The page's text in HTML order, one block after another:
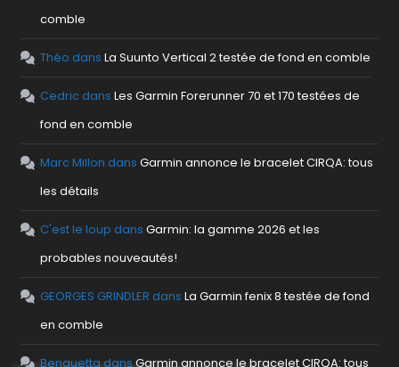
comble
Théo dansLa Suunto Vertical 2 testée de fond en comble
CedricdansLes Garmin Forerunner 70 et 170 testées de
fond en comble
Marc Millon dansGarmin annonce le bracelet CIRQA: tous
les détails
C'est le loup dansGarmin: la gamme 2026 et les
probables nouveautés!
GEORGES GRINDLER dansLa Garmin fenix 8 testée de fond
en comble
Benguetta dansGarmin annonce le bracelet CIRQA: tous